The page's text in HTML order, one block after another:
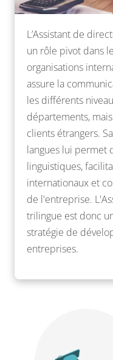
L’Assistant de
un rôle pivot dans
organisations
assure la
les différents
départements,
clients étrangers.
langues lui permet
linguistiques,
internationaux et
de l'entreprise.
trilingue est donc
stratégie de
entreprises.